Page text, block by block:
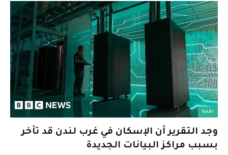
تقنية
وجد التقرير أن الإسكان في غرب لندن قد تأخر
بسبب مراكز البيانات الجديدة